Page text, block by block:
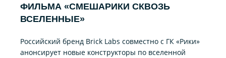
ФИЛЬМА «CМЕШАРИКИ СКВОЗЬ
ВСЕЛЕННЫЕ»
Российский бренд Brick Labs совместно с ГК «Рики»
анонсирует новые конструкторы по вселенной